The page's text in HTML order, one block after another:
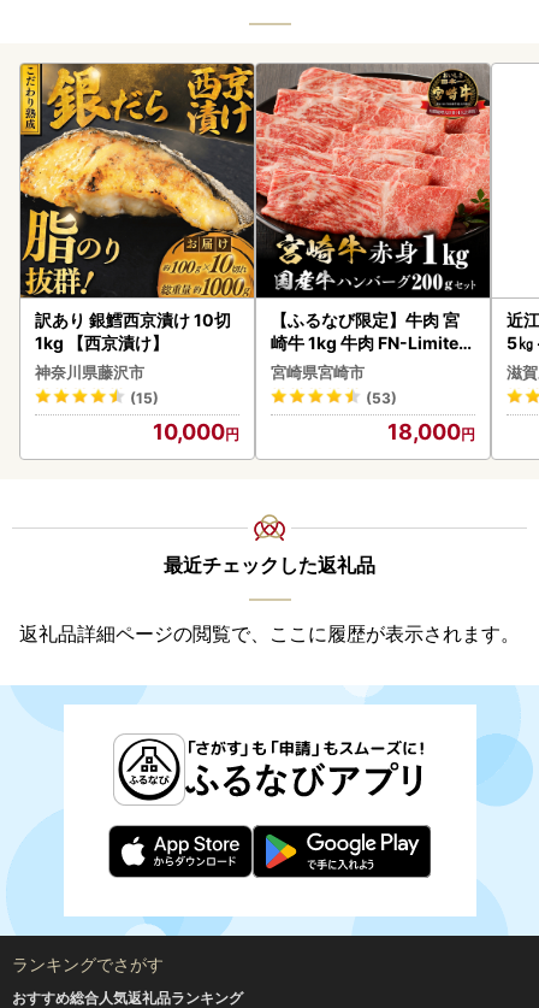
訳あり 銀鱈西京漬け 10切
1kg 【西京漬け】
神奈川県藤沢市
(15)
10,000
【ふるなび限定】牛肉 宮
崎牛 1kg 牛肉 FN-Limited
-VO
宮崎県宮崎市
(53)
18,000
近
5㎏
菜
滋
最近チェックした返礼品
返礼品詳細ページの閲覧で、ここに履歴が表示されます。
ランキングでさがす
おすすめ総合人気返礼品ランキング